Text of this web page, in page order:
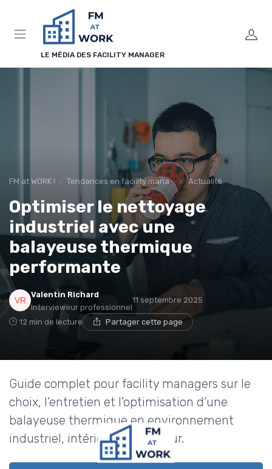
LE MÉDIA DES FACILITY MANAGER
FM at WORK ! Tendances en facility management Actualité
Optimiser le nettoyage
industriel avec une
balayeuse thermique
performante
Valentin Richard
Intervieweur professionnel
11 septembre 2025
12 min de lecture Partager cette page
Guide complet pour facility managers sur le
choix, l’entretien et l’optimisation d’une
balayeuse thermique en environnement
industriel, intérieur et extérieur.
Panneau de gestion des cookies